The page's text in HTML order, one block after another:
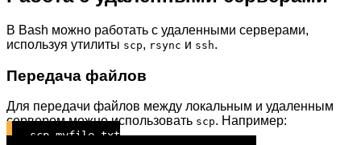
В Bash можно работать с удаленными серверами,
используя утилиты scp, rsync и ssh.
Передача файлов
Для передачи файлов между локальным и удаленным
сервером можно использовать scp. Например:
scp myfile.txt